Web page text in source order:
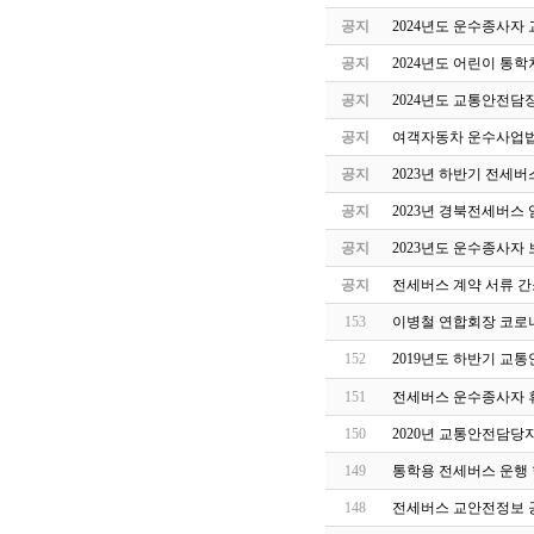
공지 2024년도 운수종사자
공지 2024년도 어린이 통
공지 2024년도 교통안전담
공지 여객자동차 운수사업
공지 2023년 하반기 전세
공지 2023년 경북전세버스
공지 2023년도 운수종사자
공지 전세버스 계약 서류
153 이병철 연합회장 코로
152 2019년도 하반기 교
151 전세버스 운수종사자
150 2020년 교통안전담당
149 통학용 전세버스 운행
148 전세버스 교안전정보